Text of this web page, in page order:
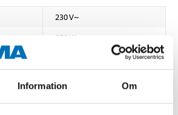
Information Om
230 V~
950 W
2000-4800 rpm (Unloaded)